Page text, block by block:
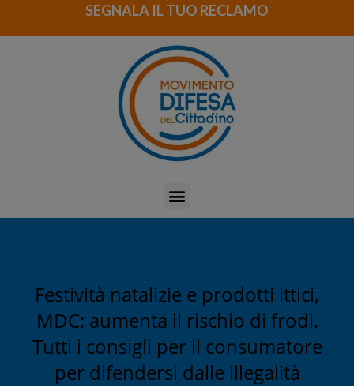
SEGNALA IL TUO RECLAMO
Festività natalizie e prodotti ittici,
MDC: aumenta il rischio di frodi.
Tutti i consigli per il consumatore
per difendersi dalle illegalità